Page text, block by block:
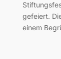
gefeiert.
einem